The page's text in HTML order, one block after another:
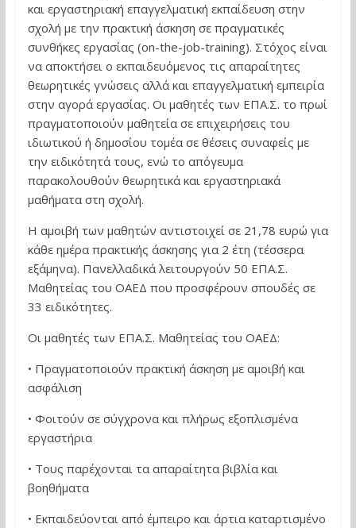
και εργαστηριακή επαγγελματική εκπαίδευση στην
σχολή με την πρακτική άσκηση σε πραγματικές
συνθήκες εργασίας (on-the-job-training). Στόχος είναι
να αποκτήσει ο εκπαιδευόμενος τις απαραίτητες
θεωρητικές γνώσεις αλλά και επαγγελματική εμπειρία
στην αγορά εργασίας. Οι μαθητές των ΕΠΑ.Σ. το πρωί
πραγματοποιούν μαθητεία σε επιχειρήσεις του
ιδιωτικού ή δημοσίου τομέα σε θέσεις συναφείς με
την ειδικότητά τους, ενώ το απόγευμα
παρακολουθούν θεωρητικά και εργαστηριακά
μαθήματα στη σχολή.
Η αμοιβή των μαθητών αντιστοιχεί σε 21,78 ευρώ για
κάθε ημέρα πρακτικής άσκησης για 2 έτη (τέσσερα
εξάμηνα). Πανελλαδικά λειτουργούν 50 ΕΠΑ.Σ.
Μαθητείας του ΟΑΕΔ που προσφέρουν σπουδές σε
33 ειδικότητες.
Οι μαθητές των ΕΠΑ.Σ. Μαθητείας του ΟΑΕΔ:
• Πραγματοποιούν πρακτική άσκηση με αμοιβή και
ασφάλιση
• Φοιτούν σε σύγχρονα και πλήρως εξοπλισμένα
εργαστήρια
• Τους παρέχονται τα απαραίτητα βιβλία και
βοηθήματα
• Εκπαιδεύονται από έμπειρο και άρτια καταρτισμένο